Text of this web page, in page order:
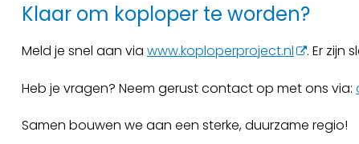
Klaar om koploper te worden?
Meld je snel aan via www.koploperproject.nl . Er zijn
Heb je vragen? Neem gerust contact op met ons via:
Samen bouwen we aan een sterke, duurzame regio!